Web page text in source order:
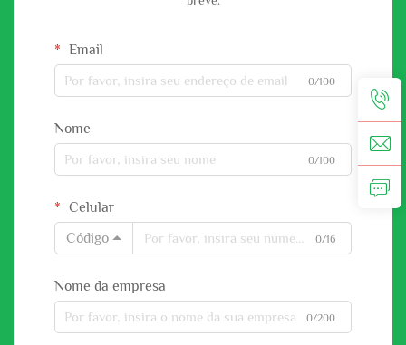
Email
0/100
Nome
0/100
Celular
Código
0/16
Nome da empresa
0/200